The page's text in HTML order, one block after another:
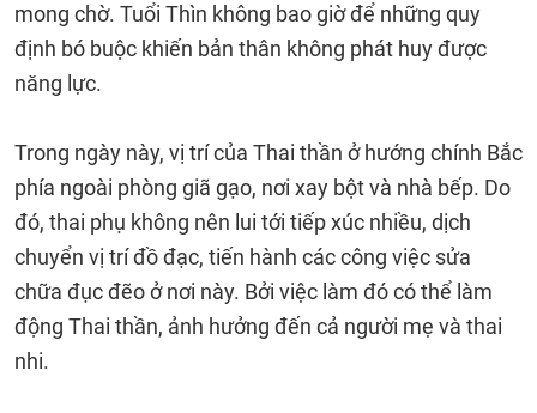
mong chờ. Tuổi Thìn không bao giờ để những quy
định bó buộc khiến bản thân không phát huy được
năng lực.
Trong ngày này, vị trí của Thai thần ở hướng chính Bắc
phía ngoài phòng giã gạo, nơi xay bột và nhà bếp. Do
đó, thai phụ không nên lui tới tiếp xúc nhiều, dịch
chuyển vị trí đồ đạc, tiến hành các công việc sửa
chữa đục đẽo ở nơi này. Bởi việc làm đó có thể làm
động Thai thần, ảnh hưởng đến cả người mẹ và thai
nhi.